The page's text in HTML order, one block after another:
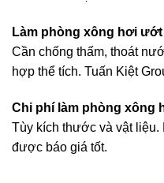
Làm phòng xông hơi
Cần chống thấm, thoát
hợp thể tích. Tuấn Kiệt
Chi phí làm phòng xông
Tùy kích thước và vật liệu.
được báo giá tốt.